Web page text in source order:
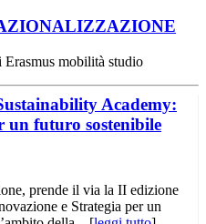
mobilità studio
Academy:
un futuro sostenibile
prende il via la II edizione
e Strategia per un